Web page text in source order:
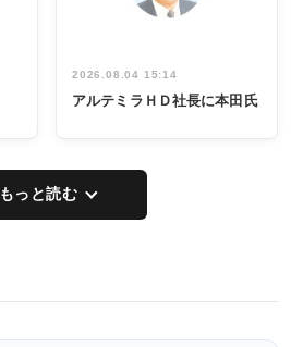
2026.08.04 15:14
アルテミラＨＤ社長に本田氏
もっと読む